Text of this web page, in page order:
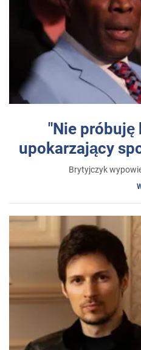
"Nie próbuję
upokarzający
Brytyjczyk